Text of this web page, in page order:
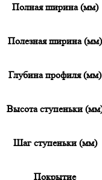
Полная ширина (мм)
Полезная ширина (мм)
Глубина профиля (мм)
Высота ступеньки
Шаг ступеньки (мм)
Покрытие